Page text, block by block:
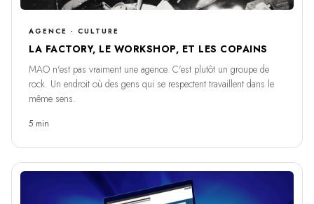
AGENCE · CULTURE
LA FACTORY, LE WORKSHOP, ET LES COPAINS
MAO n'est pas vraiment une agence. C'est plutôt un groupe de
rock. Un endroit où des gens qui se respectent travaillent dans le
même sens.
5 min